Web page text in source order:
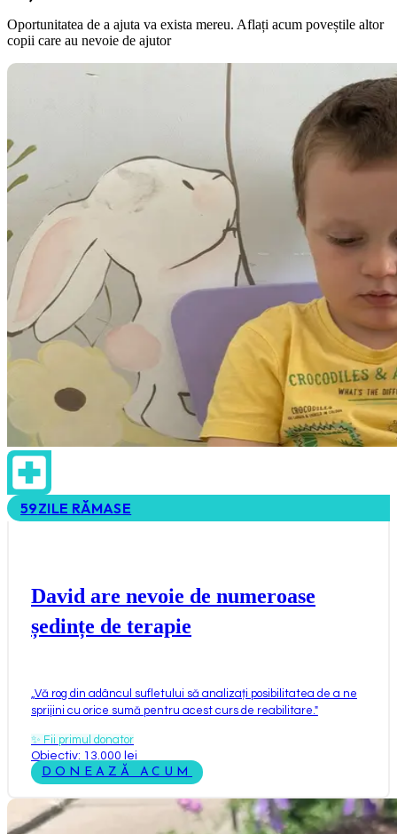
Oportunitatea de a ajuta va exista mereu. Aflați acum poveștile altor
copii care au nevoie de ajutor
59ZILE RĂMASE
David are nevoie de numeroase
ședințe de terapie
Vă rog din adâncul sufletului să analizați posibilitatea de a ne
sprijini cu orice sumă pentru acest curs de reabilitare. "
✨ Fii primul donator
Obiectiv: 13.000 lei
DONEAZĂ ACUM